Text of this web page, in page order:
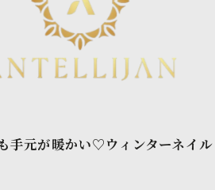
手元が暖かい♡ウィンターネイル